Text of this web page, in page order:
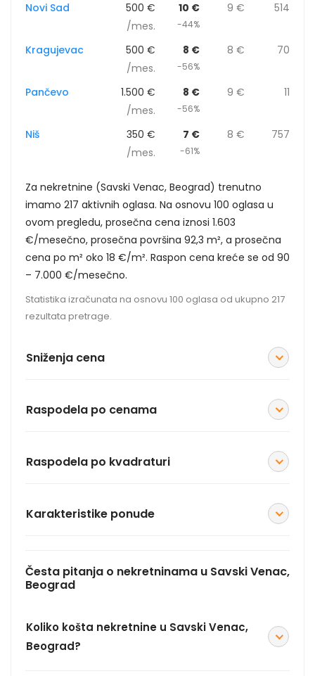
Novi Sad
500 €
/mes.
10 €
-44%
9 € 514
Kragujevac
500 €
/mes.
8 €
-56%
8 € 70
Pančevo
1.500 €
/mes.
8 €
-56%
9 € 11
Niš
350 €
/mes.
7 €
-61%
8 € 757
Za nekretnine (Savski Venac, Beograd) trenutno
imamo 217 aktivnih oglasa. Na osnovu 100 oglasa u
ovom pregledu, prosečna cena iznosi 1.603
€/mesečno, prosečna površina 92,3 m², a prosečna
cena po m² oko 18 €/m². Raspon cena kreće se od 90
– 7.000 €/mesečno.
Statistika izračunata na osnovu 100 oglasa od ukupno 217
rezultata pretrage.
Sniženja cena
Raspodela po cenama
Raspodela po kvadraturi
Karakteristike ponude
Česta pitanja o nekretninama u Savski Venac,
Beograd
Koliko košta nekretnine u Savski Venac,
Beograd?